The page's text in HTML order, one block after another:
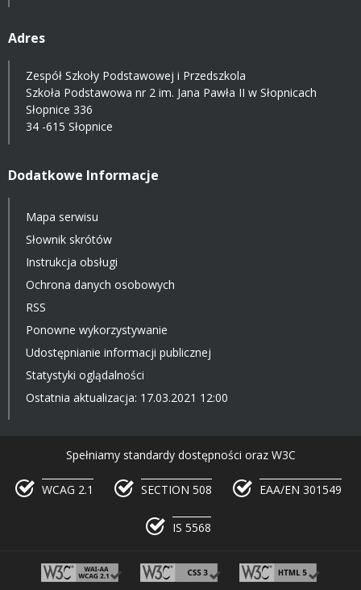
Adres
Zespół Szkoły Podstawowej i Przedszkola
Szkoła Podstawowa nr 2 im. Jana Pawła II w Słopnicach
Słopnice 336
34 -615 Słopnice
Dodatkowe Informacje
Mapa serwisu
Słownik skrótów
Instrukcja obsługi
Ochrona danych osobowych
RSS
Ponowne wykorzystywanie
Udostępnianie informacji publicznej
Statystyki oglądalności
Ostatnia aktualizacja: 17.03.2021 12:00
Spełniamy standardy dostępności oraz W3C
WCAG 2.1 SECTION 508 EAA/EN 301549
IS 5568